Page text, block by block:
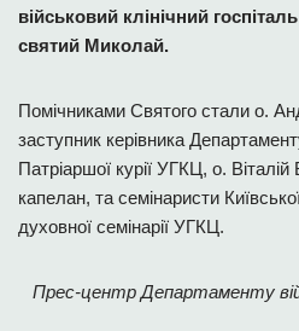
військовий клінічний
святий Миколай.
Помічниками Святого стали о.
заступник керівника
Патріаршої курії УГКЦ, о.
капелан, та семінаристи
духовної семінарії УГКЦ.
Прес-центр Департаменту